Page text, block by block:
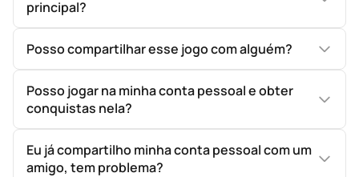
principal?
Posso compartilhar esse jogo com alguém?
Posso jogar na minha conta pessoal e obter
conquistas nela?
Eu já compartilho minha conta pessoal com um
amigo, tem problema?